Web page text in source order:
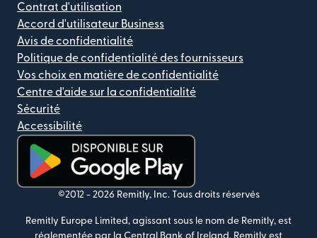
Contrat d'utilisation
Accord d'utilisateur Business
Avis de confidentialité
Politique de confidentialité des fournisseurs
Vos choix en matière de confidentialité
Centre d'aide sur la confidentialité
Sécurité
Accessibilité
(s'ouvre dans une nouvelle fenêtre)
©2012 - 2026 Remitly, Inc. Tous droits réservés
Remitly Europe Limited, agissant sous le nom de Remitly, est
réglementée par la Central Bank of Ireland. Remitly est